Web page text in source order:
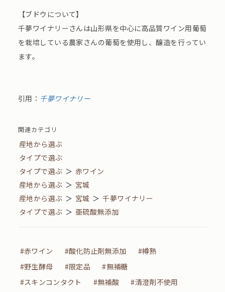
【ブドウについて】
千夢ワイナリーさんは山形県を中心に高品質ワイン用葡萄
を栽培している農家さんの葡萄を使用し、醸造を行ってい
ます。
引用： 千夢ワイナリー
関連カテゴリ
産地から選ぶ
タイプで選ぶ
タイプで選ぶ ＞ 赤ワイン
産地から選ぶ ＞ 宮城
産地から選ぶ ＞ 宮城 ＞ 千夢ワイナリー
タイプで選ぶ ＞ 亜硫酸無添加
#赤ワイン #酸化防止剤無添加
#樽熟
#野生酵母
#限定品
#無補糖
#スキンコンタクト
#無補酸
#清澄剤不使用